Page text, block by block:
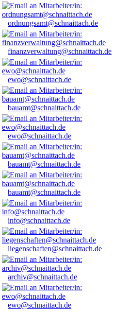
ordnungsamt@schnaittach.de
finanzverwaltung@schnaittach.de
ewo@schnaittach.de
bauamt@schnaittach.de
ewo@schnaittach.de
bauamt@schnaittach.de
bauamt@schnaittach.de
info@schnaittach.de
liegenschaften@schnaittach.de
archiv@schnaittach.de
ewo@schnaittach.de